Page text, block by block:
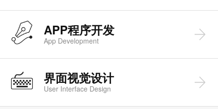
APP程序开发
App Development
界面视觉设计
User Interface Design